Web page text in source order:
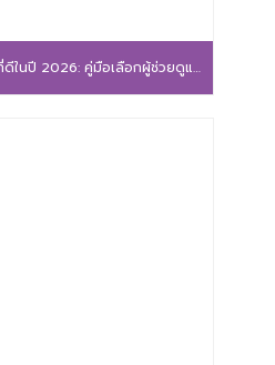
มือเลือกผู้ช่วยดูแลลูกน้อยให้ปลอดภัยและอุ่นใจ